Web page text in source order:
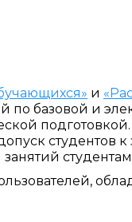
и
по базовой и
студентов к